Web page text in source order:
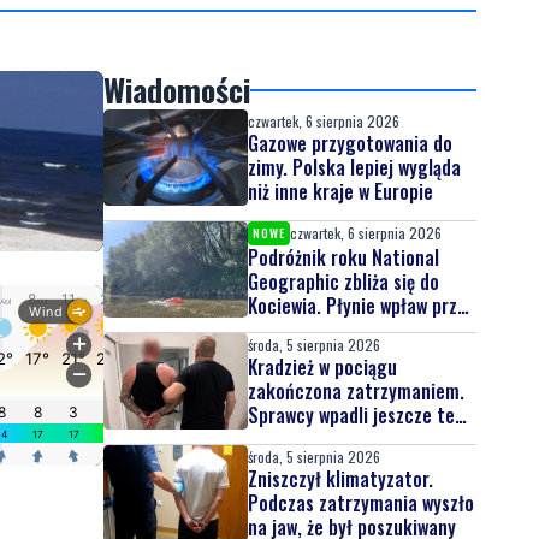
Wiadomości
czwartek, 6 sierpnia 2026
Gazowe przygotowania do
zimy. Polska lepiej wygląda
niż inne kraje w Europie
NOWE czwartek, 6 sierpnia 2026
Podróżnik roku National
Geographic zbliża się do
Kociewia. Płynie wpław przez
całą Wisłę
środa, 5 sierpnia 2026
Kradzież w pociągu
zakończona zatrzymaniem.
Sprawcy wpadli jeszcze tego
samego dnia
środa, 5 sierpnia 2026
Zniszczył klimatyzator.
Podczas zatrzymania wyszło
na jaw, że był poszukiwany